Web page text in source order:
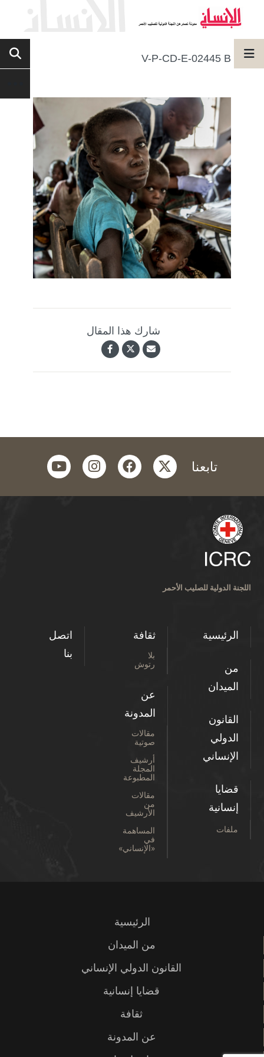
V-P-CD-E-02445 B
شارك هذا المقال
تابعنا twitter
facebook
instagram
youtube
اللجنة الدولية للصليب الأحمر
الرئيسية
من
الميدان
القانون
الدولي
الإنساني
قضايا
إنسانية
ملفات
ثقافة
بلا
رتوش
عن
المدونة
مقالات
صوتية
أرشيف
المجلة
المطبوعة
مقالات
من
الأرشيف
المساهمة
في
«الإنساني»
اتصل
بنا
الرئيسية
من الميدان
القانون الدولي الإنساني
قضايا إنسانية
ثقافة
عن المدونة